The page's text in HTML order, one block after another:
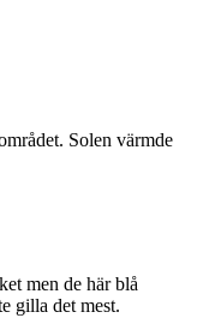
Solen värmde
men de här blå
gilla det mest.